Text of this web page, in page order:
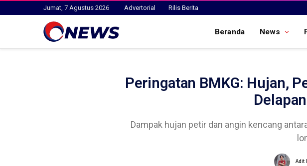
Jumat, 7 Agustus 2026 Advertorial Rilis Berita
Beranda News
Peringatan BMKG: Hujan,
Dampak hujan petir dan angin kencang
Adit